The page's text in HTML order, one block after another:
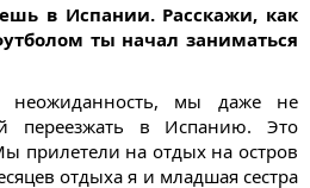
в Испании. Расскажи, как
ты начал заниматься
мы даже не
переезжать в Испанию. Это
прилетели на отдых на остров
отдыха я и младшая сестра